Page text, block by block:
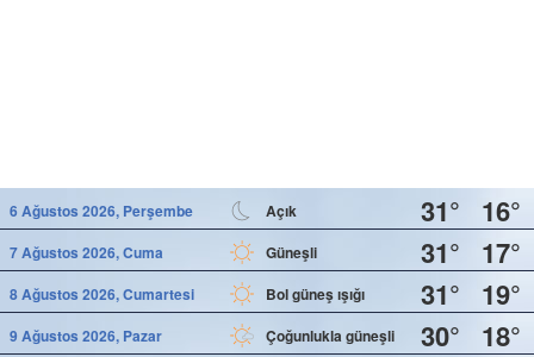
6 Ağustos 2026, Perşembe Açık 31° 16°
7 Ağustos 2026, Cuma Güneşli 31° 17°
8 Ağustos 2026, Cumartesi Bol güneş ışığı 31° 19°
9 Ağustos 2026, Pazar Çoğunlukla güneşli 30° 18°